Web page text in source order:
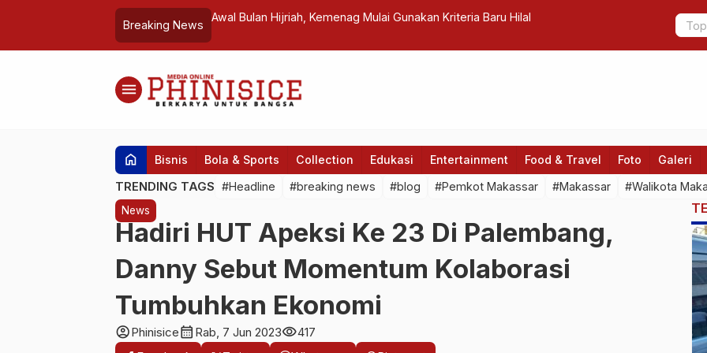
Breaking News
Awal Bulan Hijriah, Kemenag Mulai Gunakan Kriteria Baru Hilal KAHMI
menu
home Bisnis Bola & Sports Collection Edukasi Entertainment Food & Travel Foto Galeri
TRENDING TAGS #Headline #breaking news #blog #Pemkot Makassar #Makassar #Walikota
News
Hadiri HUT Apeksi Ke 23 Di Palembang,
Danny Sebut Momentum Kolaborasi
Tumbuhkan Ekonomi
account_circlePhinisicecalendar_month Rab, 7 Jun 2023visibility417